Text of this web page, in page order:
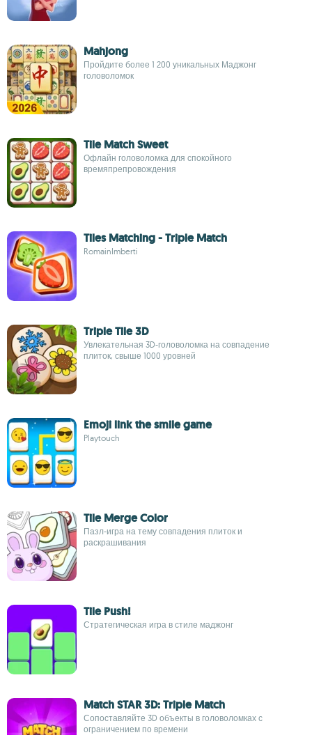
Mahjong
Пройдите более 1 200 уникальных Маджонг
головоломок
Tile Match Sweet
Офлайн головоломка для спокойного
времяпрепровождения
Tiles Matching - Triple Match
RomainImberti
Triple Tile 3D
Увлекательная 3D-головоломка на совпадение
плиток, свыше 1000 уровней
Emoji link the smile game
Playtouch
Tile Merge Color
Пазл-игра на тему совпадения плиток и
раскрашивания
Tile Push!
Стратегическая игра в стиле маджонг
Match STAR 3D: Triple Match
Сопоставляйте 3D объекты в головоломках с
ограничением по времени